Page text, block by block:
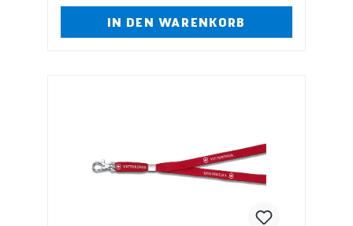
Gesamtlänge: 14,8 cm
Klingenlänge: 5,4 cm Gewicht: 33 g
IN DEN WARENKORB